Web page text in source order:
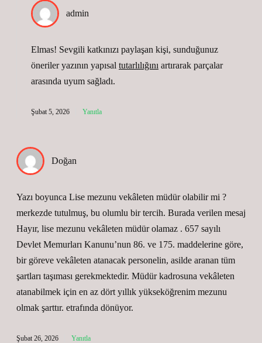
admin
Elmas! Sevgili katkınızı paylaşan kişi, sunduğunuz
öneriler yazının yapısal tutarlılığını artırarak parçalar
arasında uyum sağladı.
Şubat 5, 2026 Yanıtla
Doğan
Yazı boyunca Lise mezunu vekâleten müdür olabilir mi ?
merkezde tutulmuş, bu olumlu bir tercih. Burada verilen mesaj
Hayır, lise mezunu vekâleten müdür olamaz . 657 sayılı
Devlet Memurları Kanunu’nun 86. ve 175. maddelerine göre,
bir göreve vekâleten atanacak personelin, asilde aranan tüm
şartları taşıması gerekmektedir. Müdür kadrosuna vekâleten
atanabilmek için en az dört yıllık yükseköğrenim mezunu
olmak şarttır. etrafında dönüyor.
Şubat 26, 2026 Yanıtla